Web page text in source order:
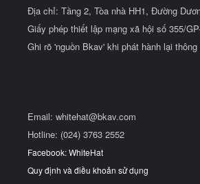
Địa chỉ: Tầng 2, Tòa nhà HH1, Đường
Giấy phép thiết lập mạng xã hội số 355/
Ghi rõ 'nguồn Bkav' khi phát hành lại
Email: whitehat@bkav.com
Hotline: (024) 3763 2552
Facebook: WhiteHat
Quy định và điều khoản sử dụng